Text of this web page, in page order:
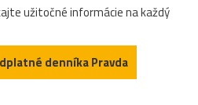
užitočné informácie na každý
denníka Pravda